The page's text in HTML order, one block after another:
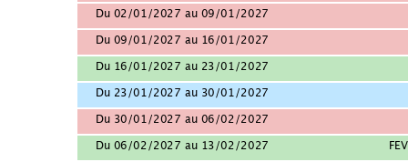
Du 02/01/2027 au 09/01/2027
Du 09/01/2027 au 16/01/2027
Du 16/01/2027 au 23/01/2027
Du 23/01/2027 au 30/01/2027
Du 30/01/2027 au 06/02/2027
Du 06/02/2027 au 13/02/2027